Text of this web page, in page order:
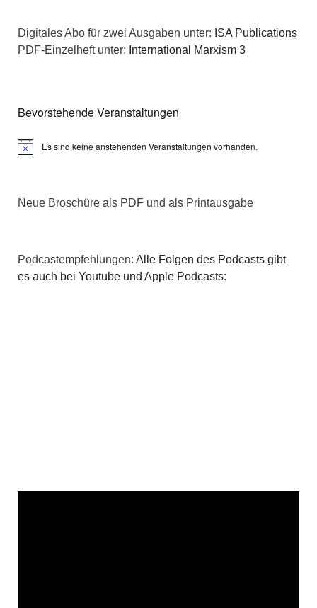
Digitales Abo für zwei Ausgaben unter: ISA Publications
PDF-Einzelheft unter: International Marxism 3
Bevorstehende Veranstaltungen
HinweisEs sind keine anstehenden Veranstaltungen vorhanden.
Neue Broschüre als PDF und als Printausgabe
Podcastempfehlungen: Alle Folgen des Podcasts gibt
es auch bei Youtube und Apple Podcasts: